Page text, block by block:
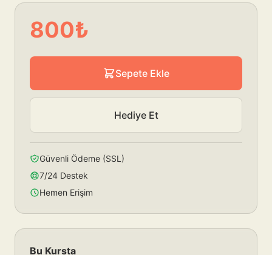
800₺
Sepete Ekle
Hediye Et
Güvenli Ödeme (SSL)
7/24 Destek
Hemen Erişim
Bu Kursta